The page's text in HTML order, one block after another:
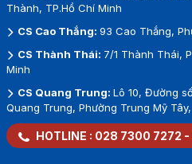
Thành, TP.Hồ Chí Minh
CS Cao Thắng: 93 Cao Thắng,
CS Thành Thái: 7/1 Thành Thái,
Minh
CS Quang Trung: Lô 10, Đường
Quang Trung, Phường Trung Mỹ
HOTLINE : 028 7300 7272 -